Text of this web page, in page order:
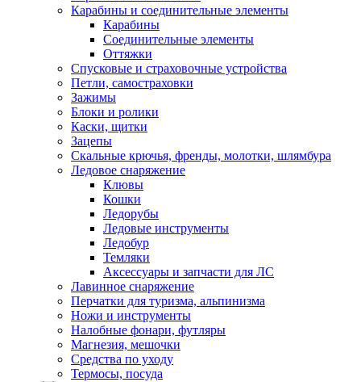
Карабины и соединительные элементы
Карабины
Соединительные элементы
Оттяжки
Спусковые и страховочные устройства
Петли, самостраховки
Зажимы
Блоки и ролики
Каски, щитки
Зацепы
Скальные крючья, френды, молотки, шлямбура
Ледовое снаряжение
Клювы
Кошки
Ледорубы
Ледовые инструменты
Ледобур
Темляки
Аксессуары и запчасти для ЛС
Лавинное снаряжение
Перчатки для туризма, альпинизма
Ножи и инструменты
Налобные фонари, футляры
Магнезия, мешочки
Средства по уходу
Термосы, посуда